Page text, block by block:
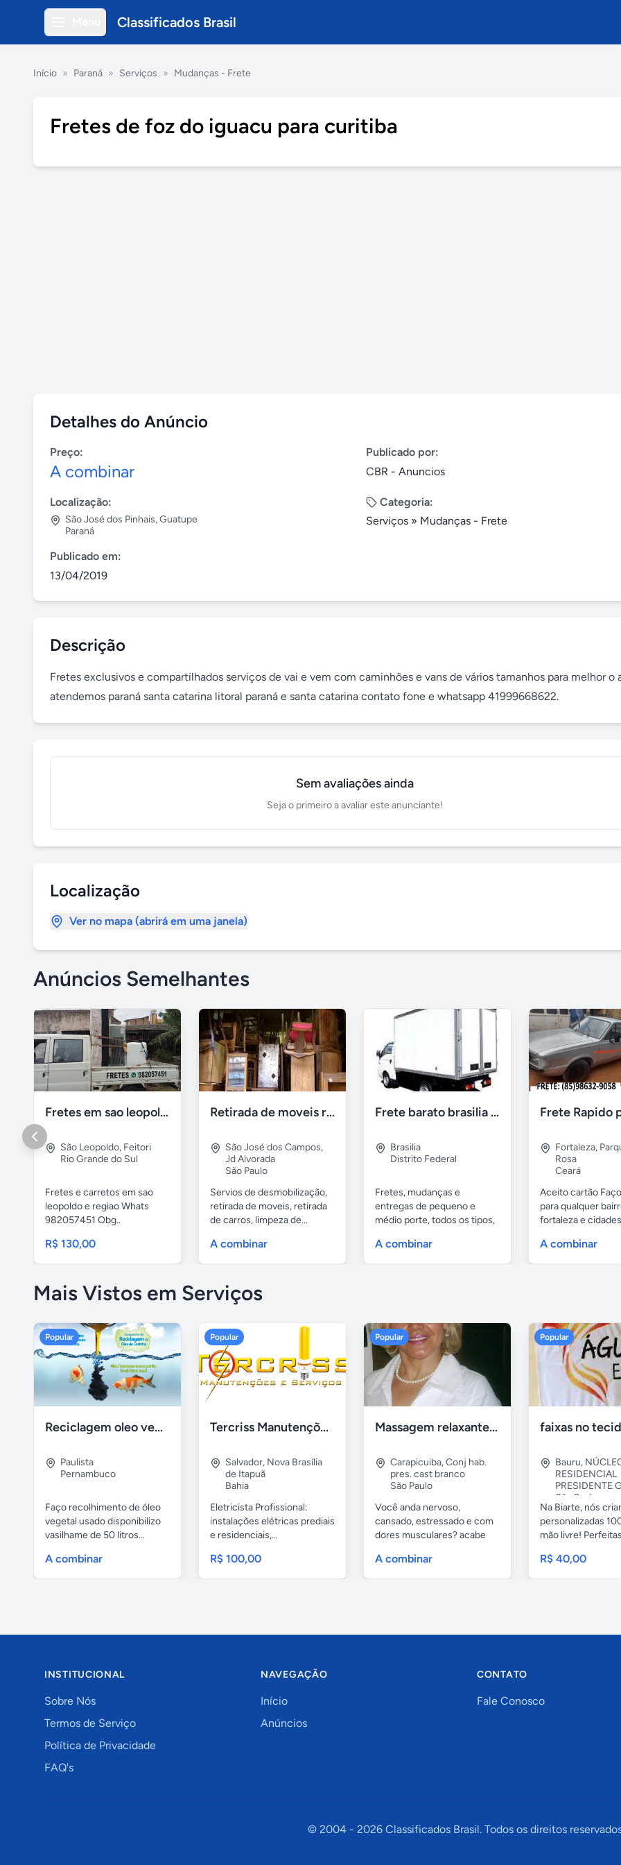
Classificados Brasil
Início » Paraná » Serviços » Mudanças - Frete
Fretes de foz do iguacu para curitiba
Detalhes do Anúncio
Preço:
A combinar
Publicado por:
CBR - Anuncios
Localização:
São José dos Pinhais,Guatupe
Paraná
Categoria:
Serviços » Mudanças - Frete
Publicado em:
13/04/2019
Descrição
Fretes exclusivos e compartilhados serviços de vai e vem com caminhões e vans de vários tamanhos para melhor o
atendemos paraná santa catarina litoral paraná e santa catarina contato fone e whatsapp 41999668622.
Sem avaliações ainda
Seja o primeiro a avaliar este anunciante!
Localização
Ver no mapa (abrirá em uma janela)
Anúncios Semelhantes
Fretes em sao leopoldo
São Leopoldo, Feitori
Rio Grande do Sul
Fretes e carretos em sao
leopoldo e regiao Whats
982057451 Obg..
R$ 130,00
Retirada de moveis residênciais e indústriais
São José dos Campos,
Jd Alvorada
São Paulo
Servios de desmobilização,
retirada de moveis, retirada
de carros, limpeza de...
A combinar
Frete barato brasilia df
Brasilia
Distrito Federal
Fretes, mudanças e
entregas de pequeno e
médio porte, todos os tipos,
A combinar
Fortaleza,
Rosa
Ceará
Aceito cartão
para qualquer
fortaleza e
A combinar
Mais Vistos em Serviços
Popular
Reciclagem oleo vegetal
Paulista
Pernambuco
Faço recolhimento de óleo
vegetal usado disponibilizo
vasilhame de 50 litros...
A combinar
Popular
Tercriss Manutenções e Serviços
Salvador, Nova Brasília
de Itapuã
Bahia
Eletricista Profissional:
instalações elétricas prediais
e residenciais,...
R$ 100,00
Popular
Massagem relaxante- terapeutica e depilação
Carapicuiba,Conj hab.
pres. cast branco
São Paulo
Você anda nervoso,
cansado, estressado e com
dores musculares? acabe
A combinar
Popular
Bauru,
RESIDENCIAL
PRESIDENTE
São Paulo
Na Biarte, nós
personalizadas
mão livre!
R$ 40,00
INSTITUCIONAL
Sobre Nós
Termos de Serviço
Política de Privacidade
FAQ's
NAVEGAÇÃO
Início
Anúncios
CONTATO
Fale Conosco
© 2004 - 2026Classificados Brasil. Todos os direitos